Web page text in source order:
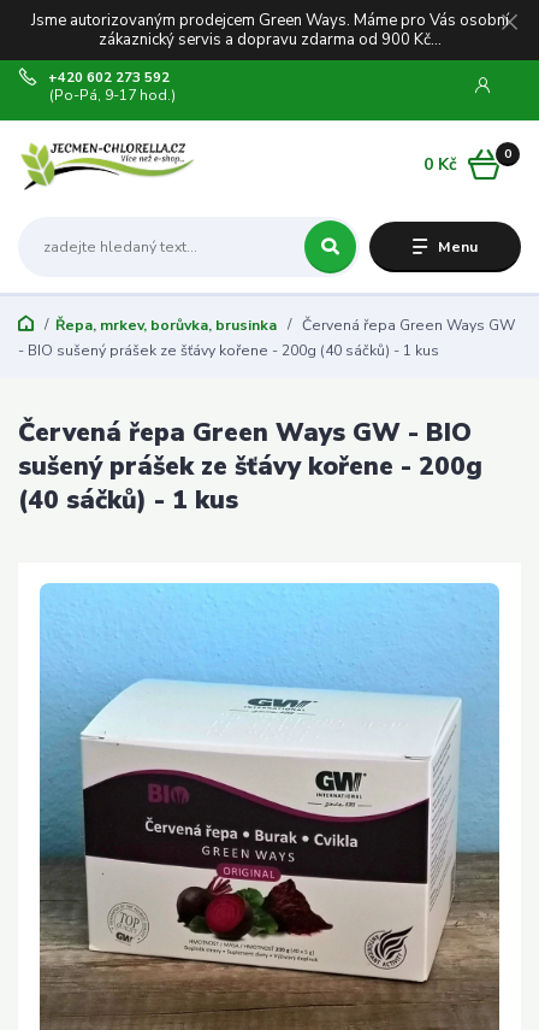
Jsme autorizovaným prodejcem Green Ways. Máme pro Vás osobní
zákaznický servis a dopravu zdarma od 900 Kč...
Menu
+420 602 273 592
(Po-Pá, 9-17 hod.)
0
0 Kč
Řepa, mrkev, borůvka, brusinka
Červená řepa Green Ways GW
- BIO sušený prášek ze šťávy kořene - 200g (40 sáčků) - 1 kus
Červená řepa Green Ways GW - BIO
sušený prášek ze šťávy kořene - 200g
(40 sáčků) - 1 kus